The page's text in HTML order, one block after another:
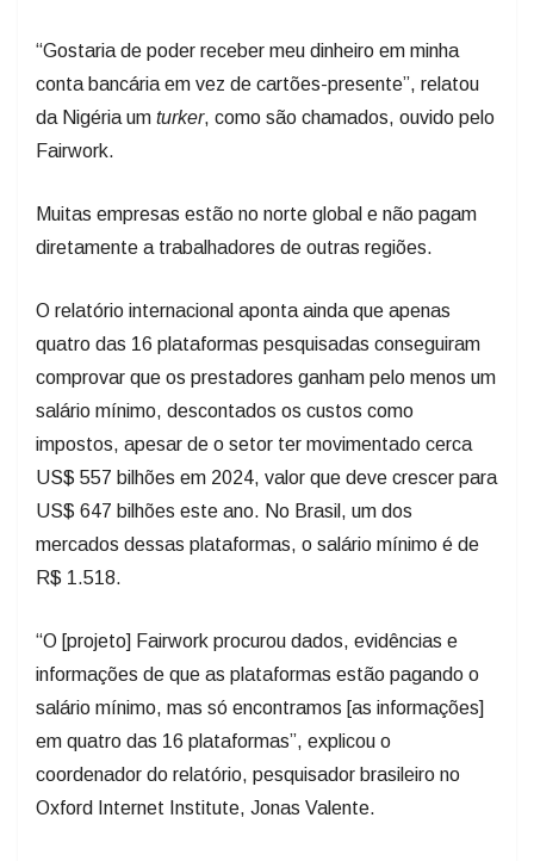
“Gostaria de poder receber meu dinheiro em minha
conta bancária em vez de cartões-presente”, relatou
da Nigéria um turker, como são chamados, ouvido pelo
Fairwork.
Muitas empresas estão no norte global e não pagam
diretamente a trabalhadores de outras regiões.
O relatório internacional aponta ainda que apenas
quatro das 16 plataformas pesquisadas conseguiram
comprovar que os prestadores ganham pelo menos um
salário mínimo, descontados os custos como
impostos, apesar de o setor ter movimentado cerca
US$ 557 bilhões em 2024, valor que deve crescer para
US$ 647 bilhões este ano. No Brasil, um dos
mercados dessas plataformas, o salário mínimo é de
R$ 1.518.
“O [projeto] Fairwork procurou dados, evidências e
informações de que as plataformas estão pagando o
salário mínimo, mas só encontramos [as informações]
em quatro das 16 plataformas”, explicou o
coordenador do relatório, pesquisador brasileiro no
Oxford Internet Institute, Jonas Valente.